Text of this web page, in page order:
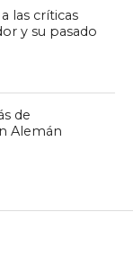
las críticas
y su pasado
de
Alemán